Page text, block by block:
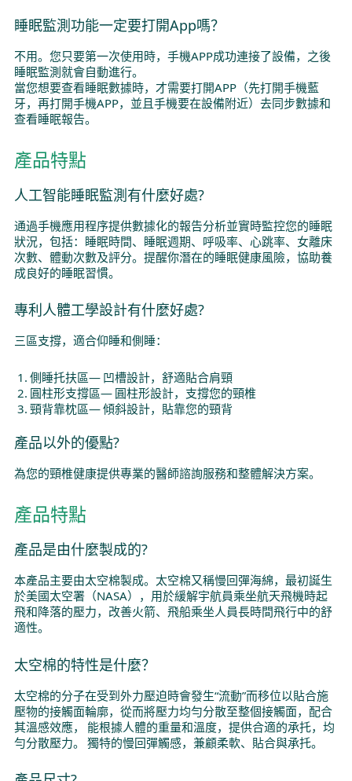
睡眠監測功能一定要打開App嗎？
不用。您只要第一次使用時，手機APP成功連接了設備，之後
睡眠監測就會自動進行。
當您想要查看睡眠數據時，才需要打開APP（先打開手機藍
牙，再打開手機APP，並且手機要在設備附近）去同步數據和
查看睡眠報告。
產品特點
人工智能睡眠監測有什麼好處?
通過手機應用程序提供數據化的報告分析並實時監控您的睡眠
狀況，包括：睡眠時間、睡眠週期、呼吸率、心跳率、女離床
次數、體動次數及評分。提醒你潛在的睡眠健康風險，協助養
成良好的睡眠習慣。
專利人體工學設計有什麼好處?
三區支撐，適合仰睡和側睡：
側睡托扶區— 凹槽設計，舒適貼合肩頸
圓柱形支撐區— 圓柱形設計，支撐您的頸椎
頸背靠枕區— 傾斜設計，貼靠您的頸背
產品以外的優點?
為您的頸椎健康提供專業的醫師諮詢服務和整體解決方案。
產品特點
產品是由什麼製成的?
本產品主要由太空棉製成。太空棉又稱慢回彈海綿，最初誕生
於美國太空署（NASA），用於緩解宇航員乘坐航天飛機時起
飛和降落的壓力，改善火箭、飛船乘坐人員長時間飛行中的舒
適性。
太空棉的特性是什麼？
太空棉的分子在受到外力壓迫時會發生“流動”而移位以貼合施
壓物的接觸面輪廓，從而將壓力均勻分散至整個接觸面，配合
其溫感效應， 能根據人體的重量和溫度，提供合適的承托，均
勻分散壓力。 獨特的慢回彈觸感，兼顧柔軟、貼合與承托。